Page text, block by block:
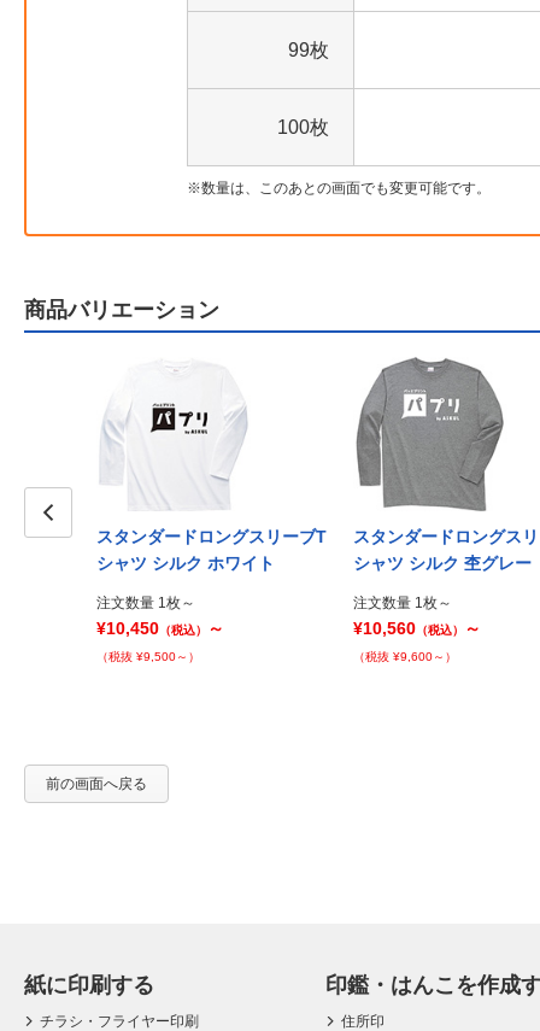
99枚
100枚
数量は、このあとの画面でも変更可能です。
商品バリエーション
リーブT
スタンダードロングスリーブT
シャツ シルク ホワイト
注文数量 1枚～
¥10,450 （税込） ～
（税抜 ¥9,500～）
スタンダードロングス
シャツ シルク 杢グレー
注文数量 1枚～
¥10,560 （税込） ～
（税抜 ¥9,600～）
前の画面へ戻る
紙に印刷する
チラシ・フライヤー印刷
印鑑・はんこを作成
住所印